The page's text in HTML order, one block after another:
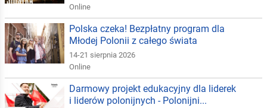
Online
Polska czeka! Bezpłatny program dla
Młodej Polonii z całego świata
14-21 sierpnia 2026
Online
Darmowy projekt edukacyjny dla liderek
i liderów polonijnych - Polonijni...